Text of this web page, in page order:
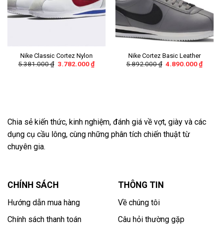
Nike Classic Cortez Nylon
5.381.000₫ 3.782.000₫
Nike Cortez Basic Leather
5.892.000₫ 4.890.000₫
Chia sẻ kiến thức, kinh nghiệm, đánh giá về vợt, giày và các
dụng cụ cầu lông, cùng những phân tích chiến thuật từ
chuyên gia.
CHÍNH SÁCH
Hướng dẫn mua hàng
Chính sách thanh toán
THÔNG TIN
Về chúng tôi
Câu hỏi thường gặp